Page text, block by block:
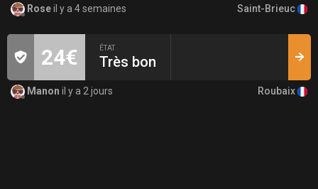
Roseil y a 4 semaines Saint-Brieuc
24€ ÉTAT
Très bon
Manon il y a 2 jours Roubaix